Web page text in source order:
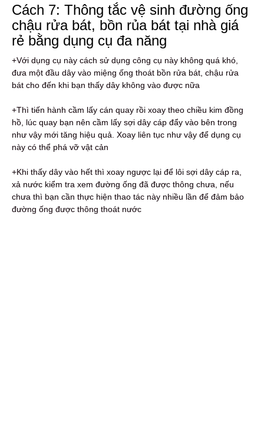
Cách 7: Thông tắc vệ sinh đường ống
chậu rửa bát, bồn rủa bát tại nhà giá
rẻ bằng dụng cụ đa năng
+Với dụng cụ này cách sử dụng công cụ này không quá khó,
đưa một đầu dây vào miệng ống thoát bồn rửa bát, chậu rửa
bát cho đến khi bạn thấy dây không vào được nữa
+Thì tiến hành cầm lấy cán quay rồi xoay theo chiều kim đồng
hồ, lúc quay bạn nên cầm lấy sợi dây cáp đẩy vào bên trong
như vậy mới tăng hiệu quả. Xoay liên tục như vậy để dụng cụ
này có thể phá vỡ vật cản
+Khi thấy dây vào hết thì xoay ngược lại để lôi sợi dây cáp ra,
xả nước kiểm tra xem đường ống đã được thông chưa, nếu
chưa thì bạn cần thực hiện thao tác này nhiều lần để đảm bảo
đường ống được thông thoát nước